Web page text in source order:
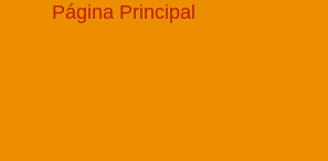
Página Principal